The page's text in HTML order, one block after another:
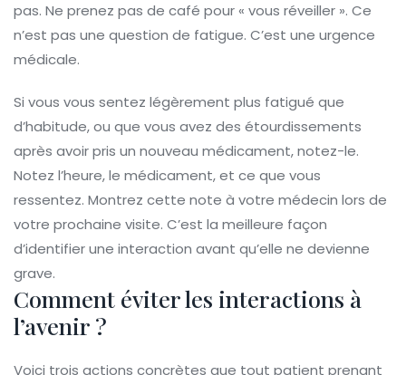
pas. Ne prenez pas de café pour « vous réveiller ». Ce
n’est pas une question de fatigue. C’est une urgence
médicale.
Si vous vous sentez légèrement plus fatigué que
d’habitude, ou que vous avez des étourdissements
après avoir pris un nouveau médicament, notez-le.
Notez l’heure, le médicament, et ce que vous
ressentez. Montrez cette note à votre médecin lors de
votre prochaine visite. C’est la meilleure façon
d’identifier une interaction avant qu’elle ne devienne
grave.
Comment éviter les interactions à
l’avenir ?
Voici trois actions concrètes que tout patient prenant